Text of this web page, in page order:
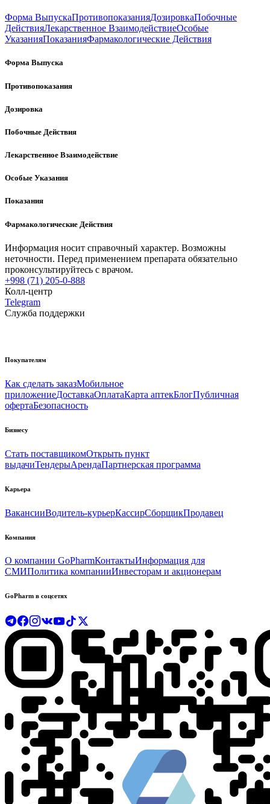
Форма ВыпускаПротивопоказанияДозировкаПобочные
ДействияЛекарственное ВзаимодействиеОсобые
УказанияПоказанияФармакологические Действия
Форма Выпуска
Противопоказания
Дозировка
Побочные Действия
Лекарственное Взаимодействие
Особые Указания
Показания
Фармакологические Действия
Информация носит справочный характер. Возможны
неточности. Перед применением препарата обязательно
проконсультируйтесь с врачом.
+998 (71) 205-0-888
Колл-центр
Telegram
Служба поддержки
Покупателям
Как сделать заказМобильное
приложениеДоставкаОплатаКарта аптекБлогПубличная
офертаБезопасность
Бизнесу
Стать поставщикомОткрыть пункт
выдачиТендерыАрендаПартнерская программа
Карьера
ВакансииВодитель-курьерКассирСборщикПродавец
Компания
О компании GoPharmКонтактыИнформация для
СМИПолитика компанииИнвесторам и акционерам
GoPharm в соцсетях